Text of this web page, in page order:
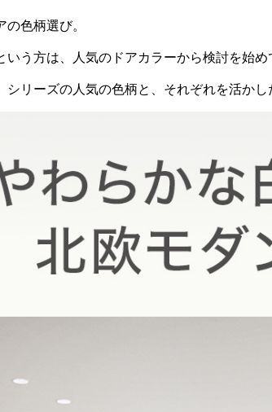
色柄選び。
う方は、人気のドアカラーから検討を始め
リーズの人気の色柄と、それぞれを活か